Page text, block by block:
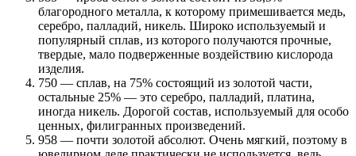
благородного металла, к которому примешивается медь,
серебро, палладий, никель. Широко используемый и
популярный сплав, из которого получаются прочные,
твердые, мало подверженные воздействию кислорода
изделия.
750 — сплав, на 75% состоящий из золотой части,
остальные 25% — это серебро, палладий, платина,
иногда никель. Дорогой состав, используемый для особо
ценных, филигранных произведений.
958 — почти золотой абсолют. Очень мягкий, поэтому в